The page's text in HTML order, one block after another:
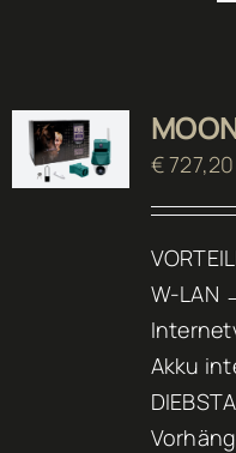
€727,20
W-LAN
Akku